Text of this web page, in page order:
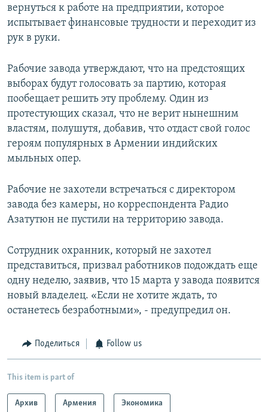
вернуться к работе на предприятии, которое
испытывает финансовые трудности и переходит из
рук в руки.
Рабочие завода утверждают, что на предстоящих
выборах будут голосовать за партию, которая
пообещает решить эту проблему. Один из
протестующих сказал, что не верит нынешним
властям, полушутя, добавив, что отдаст свой голос
героям популярных в Армении индийских
мыльных опер.
Рабочие не захотели встречаться с директором
завода без камеры, но корреспондента Радио
Азатутюн не пустили на территорию завода.
Сотрудник охранник, который не захотел
представиться, призвал работников подождать еще
одну неделю, заявив, что 15 марта у завода появится
новый владелец. «Если не хотите ждать, то
останетесь безработными», - предупредил он.
Поделиться Follow us
This item is part of
Архив Армения Экономика